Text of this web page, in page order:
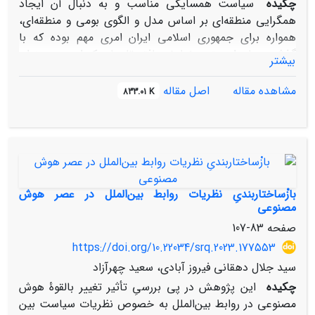
چکیده
سیاست همسایگی مناسب و به دنبال آن ایجاد
همگرایی منطقه‌ای بر اساس مدل و الگوی بومی و منطقه‌ای،
همواره برای جمهوری اسلامی ایران امری مهم بوده که با
گذشت زمان اهمیتی مضاعف یافته تا جایی‌که امروز به عنوان
راهبرد اصلی سیاست خارجی دولت سیزدهم تعیین شده
‌است. سؤال این است که «الگوی بومی سیاست همسایگی در
این پژوهش همچنین جهت ارتقای روابط با همسایگان در
سطوح مختلف فرهنگی، اقتصادی، سیاسی و امنیتی،
توصیه‌ها و راهکارهایی را به دستگاه سیاست خارجی کشور
پیشنهاد نموده است. برای گردآوری داده‌های این پژوهش از
روش اسنادی و مصاحبه عمیق با نخبگان دانشگاهی و اجرایی
سیاست‌ خارجی کشور و برای تحلیل داده‌ها نیز از روش
توصیفی- تحلیلی استفاده شده است.
بیشتر
مشاهده مقاله
اصل مقاله 833.01 K
بازْساختاربندیِ نظریات روابط بین‌الملل در عصر هوش
مصنوعی
صفحه 83-107
https://doi.org/10.22034/srq.2023.177553
سید جلال دهقانی فیروز آبادی، سعید چهرآزاد
چکیده
این پژوهش در پی بررسیِ تأثیر تغییر بالقوۀ هوش
مصنوعی در روابط بین‌­الملل به خصوص نظریات سیاست بین­‌